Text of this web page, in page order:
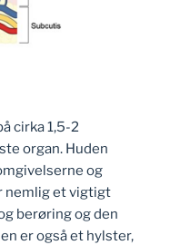
cirka 1,5-2
organ. Huden
og
nemlig et vigtigt
berøring og den
er også et hylster,